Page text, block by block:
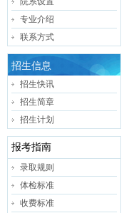
专业介绍
联系方式
招生信息
招生快讯
招生简章
招生计划
报考指南
录取规则
体检标准
收费标准